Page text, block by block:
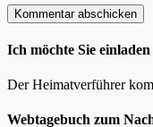
Ich möchte Sie einladen
Der Heimatverführer
Webtagebuch zum